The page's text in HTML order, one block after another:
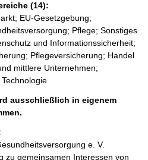
(14):
EU-Gesetzgebung;
Pflege; Sonstiges
und Informationssicherheit;
Pflegeversicherung; Handel
mittlere Unternehmen;
ausschließlich in eigenem
e. V.
zu gemeinsamen Interessen von